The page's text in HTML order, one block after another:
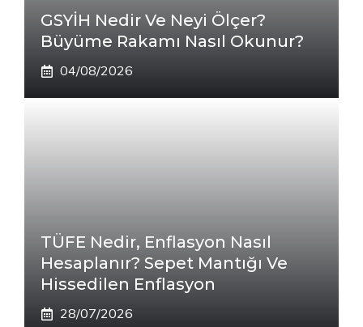
GSYİH Nedir Ve Neyi Ölçer?
Büyüme Rakamı Nasıl Okunur?
04/08/2026
TÜFE Nedir, Enflasyon Nasıl
Hesaplanır? Sepet Mantığı Ve
Hissedilen Enflasyon
28/07/2026